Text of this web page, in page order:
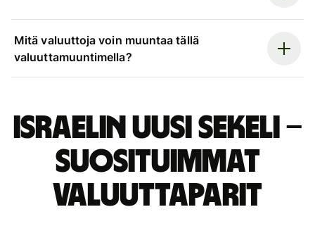
Mitä valuuttoja voin muuntaa tällä
valuuttamuuntimella?
Israelin uusi sekeli –
suosituimmat
valuuttaparit